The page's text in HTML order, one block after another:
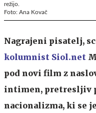
režijo.
Foto: Ana Kovač
Nagrajeni pisatelj,
kolumnist Siol.net
pod novi film z
intimen, pretresljiv
nacionalizma, ki se